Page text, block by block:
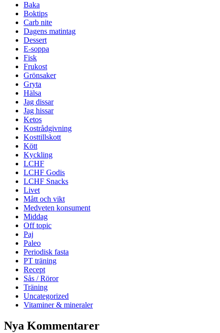
Baka
Boktips
Carb nite
Dagens matintag
Dessert
E-soppa
Fisk
Frukost
Grönsaker
Gryta
Hälsa
Jag dissar
Jag hissar
Ketos
Kostrådgivning
Kosttillskott
Kött
Kyckling
LCHF
LCHF Godis
LCHF Snacks
Livet
Mått och vikt
Medveten konsument
Middag
Off topic
Paj
Paleo
Periodisk fasta
PT träning
Recept
Sås / Röror
Träning
Uncategorized
Vitaminer & mineraler
Nya Kommentarer